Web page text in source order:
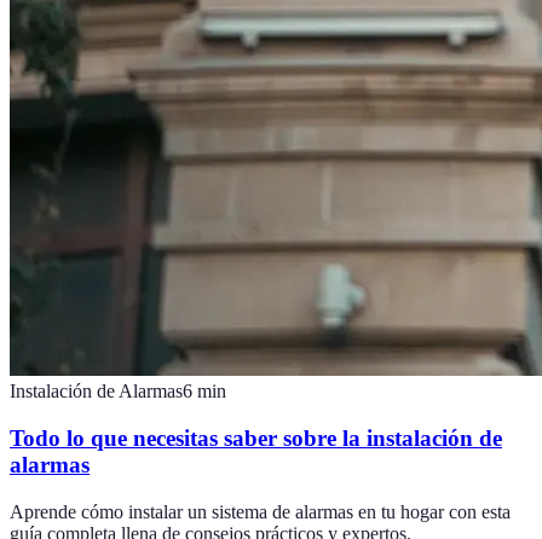
Instalación de Alarmas6 min
Todo lo que necesitas saber sobre la instalación de
alarmas
Aprende cómo instalar un sistema de alarmas en tu hogar con esta
guía completa llena de consejos prácticos y expertos.